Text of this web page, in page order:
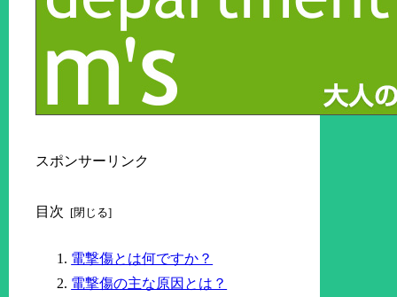
スポンサーリンク
目次
電撃傷とは何ですか？
電撃傷の主な原因とは？